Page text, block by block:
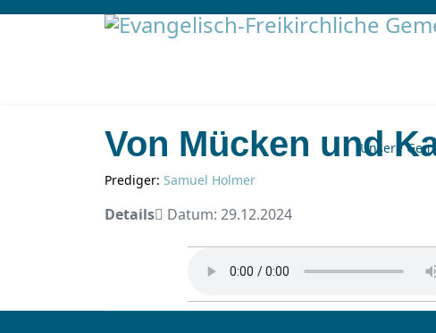
Unsere
Von Mücken und
Prediger: Samuel Holmer
Details Datum: 29.12.2024